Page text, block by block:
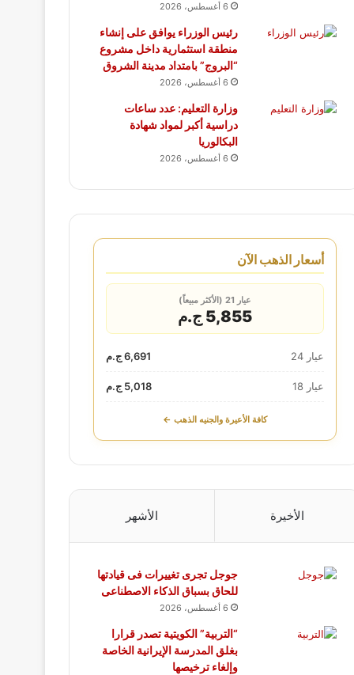
6 أغسطس، 2026
رئيس الوزراء يوافق على إنشاء
منطقة استثمارية داخل مشروع
“البروج” بامتداد مدينة الشروق
6 أغسطس، 2026
وزارة التعليم: عدد ساعات
دراسية أكبر لمواد شهادة
البكالوريا
6 أغسطس، 2026
أسعار الذهب الآن
عيار 21 (الأكثر مبيعاً)
5,855 ج.م
عيار 24 6,691 ج.م
عيار 18 5,018 ج.م
كافة الأعيرة والجنيه الذهب ←
الأخيرة الأشهر
جوجل تجرى تغييرات فى قيادتها
للحاق بسباق الذكاء الاصطناعى
6 أغسطس، 2026
“التربية” الكويتية تصدر قرارا
بغلق المدرسة الإيرانية الخاصة
وإلغاء ترخيصها